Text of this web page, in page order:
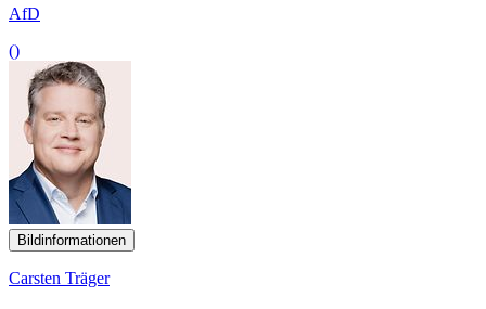
AfD
()
Bildinformationen
Carsten Träger